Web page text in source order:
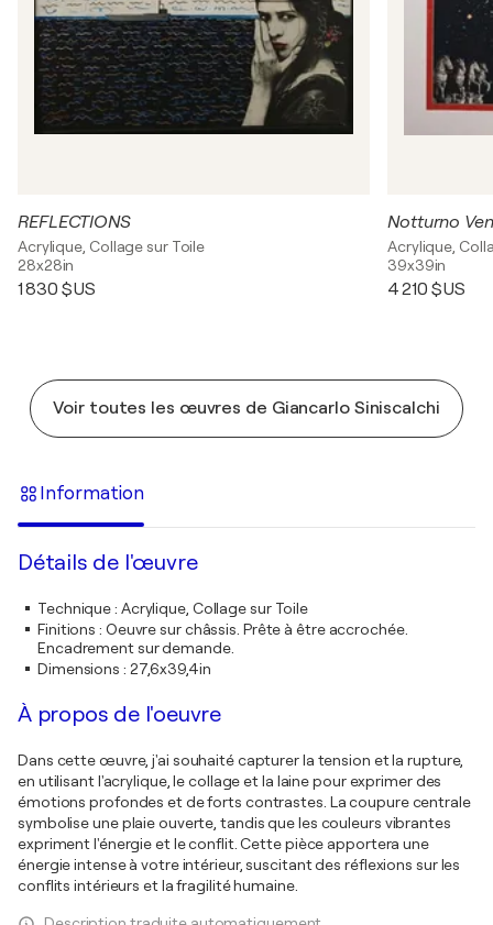
REFLECTIONS
Acrylique, Collage sur Toile
28x28in
1 830 $US
Notturno
Acrylique,
39x39in
4 210 $US
Voir toutes les œuvres de Giancarlo Siniscalchi
Information
Détails de l'œuvre
Technique: Acrylique, Collage sur Toile
Finitions : Oeuvre sur châssis. Prête à être accrochée.
Encadrement sur demande.
Dimensions : 27,6x39,4in
À propos de l'oeuvre
Dans cette œuvre, j'ai souhaité capturer la tension et la rupture,
en utilisant l'acrylique, le collage et la laine pour exprimer des
émotions profondes et de forts contrastes. La coupure centrale
symbolise une plaie ouverte, tandis que les couleurs vibrantes
expriment l'énergie et le conflit. Cette pièce apportera une
énergie intense à votre intérieur, suscitant des réflexions sur les
conflits intérieurs et la fragilité humaine.